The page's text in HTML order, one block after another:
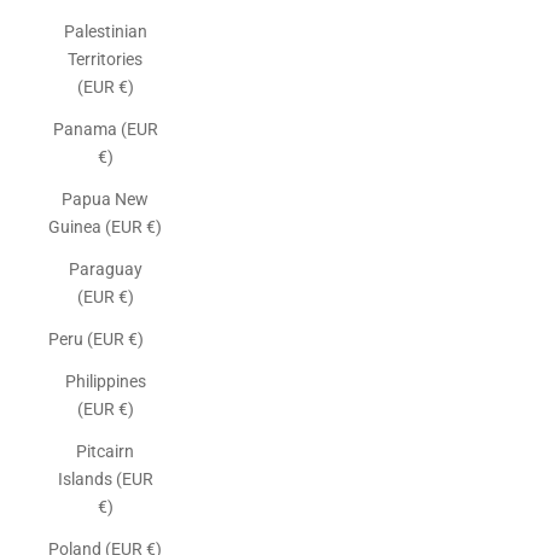
Palestinian
Territories
(EUR €)
Panama (EUR
€)
Papua New
Guinea (EUR €)
Paraguay
(EUR €)
Peru (EUR €)
Philippines
(EUR €)
Pitcairn
Islands (EUR
€)
Poland (EUR €)